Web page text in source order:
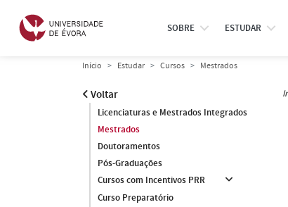
SOBRE ESTUDAR
Início Estudar Cursos Mestrados
Voltar
Licenciaturas e Mestrados Integrados
Mestrados
Doutoramentos
Pós-Graduações
Cursos com Incentivos PRR
Curso Preparatório